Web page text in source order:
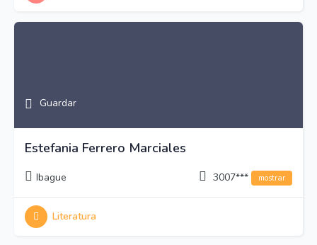
Guardar
Estefania Ferrero Marciales
Ibague 3007*** mostrar
Literatura